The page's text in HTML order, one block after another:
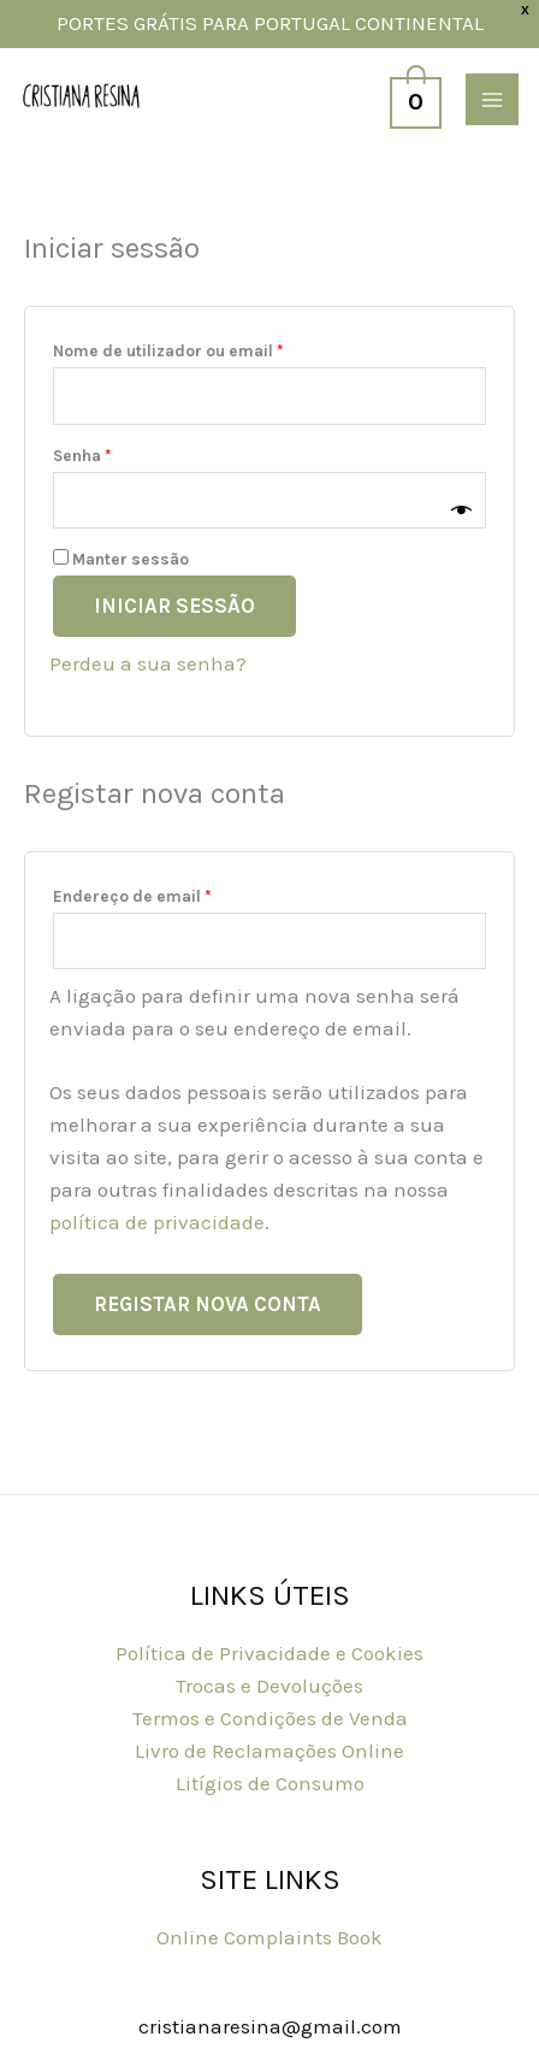
X
PORTES GRÁTIS PARA PORTUGAL CONTINENTAL
to
content
0
Iniciar sessão
Nome de utilizador ou email *
Senha *
Manter sessão
INICIAR SESSÃO
Perdeu a sua senha?
Registar nova conta
Endereço de email *
A ligação para definir uma nova senha será
enviada para o seu endereço de email.
Os seus dados pessoais serão utilizados para
melhorar a sua experiência durante a sua
visita ao site, para gerir o acesso à sua conta e
para outras finalidades descritas na nossa
política de privacidade.
REGISTAR NOVA CONTA
LINKS ÚTEIS
Política de Privacidade e Cookies
Trocas e Devoluções
Termos e Condições de Venda
Livro de Reclamações Online
Litígios de Consumo
SITE LINKS
Online Complaints Book
cristianaresina@gmail.com